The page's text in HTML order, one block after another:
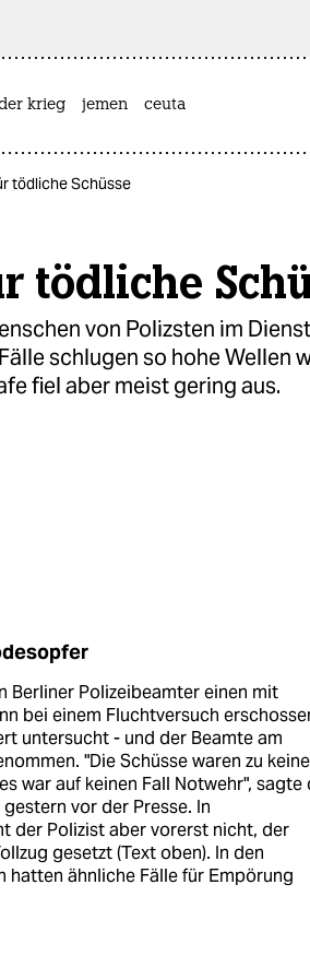
krieg jemen ceuta
tödliche Schüsse
tödliche
von Polizsten im Dienst
schlugen so hohe Wellen
fiel aber meist gering aus.
Berliner Polizeibeamter einen mit
bei einem Fluchtversuch
untersucht - und der Beamte am
"Die Schüsse waren zu
war auf keinen Fall Notwehr", sagte
vor der Presse. In
der Polizist aber vorerst nicht, der
gesetzt (Text oben). In den
hatten ähnliche Fälle für Empörung